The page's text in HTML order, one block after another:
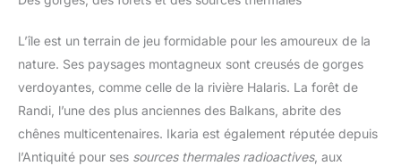
L’île est un terrain de jeu formidable pour les amoureux de la
nature. Ses paysages montagneux sont creusés de gorges
verdoyantes, comme celle de la rivière Halaris. La forêt de
Randi, l’une des plus anciennes des Balkans, abrite des
chênes multicentenaires. Ikaria est également réputée depuis
l’Antiquité pour ses sources thermales radioactives, aux